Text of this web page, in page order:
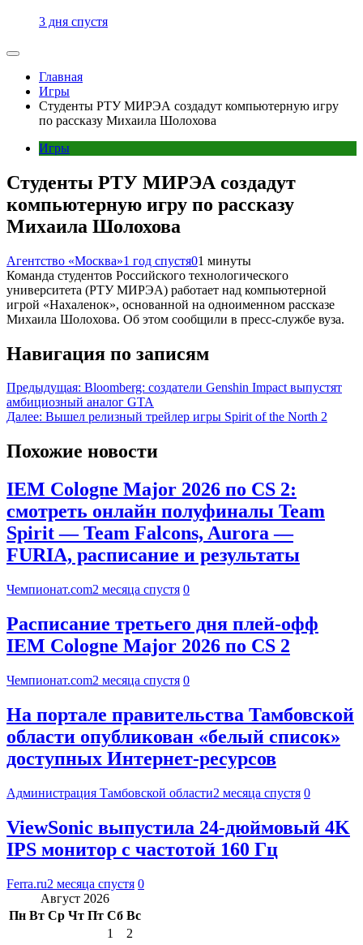
3 дня спустя
Главная
Игры
Студенты РТУ МИРЭА создадут компьютерную игру
по рассказу Михаила Шолохова
Игры
Студенты РТУ МИРЭА создадут
компьютерную игру по рассказу
Михаила Шолохова
Агентство «Москва»1 год спустя01 минуты
Команда студентов Российского технологического
университета (РТУ МИРЭА) работает над компьютерной
игрой «Нахаленок», основанной на одноименном рассказе
Михаила Шолохова. Об этом сообщили в пресс-службе вуза.
Навигация по записям
Предыдущая: Bloomberg: создатели Genshin Impact выпустят
амбициозный аналог GTA
Далее: Вышел релизный трейлер игры Spirit of the North 2
Похожие новости
IEM Cologne Major 2026 по CS 2:
смотреть онлайн полуфиналы Team
Spirit — Team Falcons, Aurora —
FURIA, расписание и результаты
Чемпионат.com2 месяца спустя 0
Расписание третьего дня плей-офф
IEM Cologne Major 2026 по CS 2
Чемпионат.com2 месяца спустя 0
На портале правительства Тамбовской
области опубликован «белый список»
доступных Интернет-ресурсов
Администрация Тамбовской области2 месяца спустя 0
ViewSonic выпустила 24-дюймовый 4K
IPS монитор с частотой 160 Гц
Ferra.ru2 месяца спустя 0
Август 2026
Пн Вт Ср Чт Пт Сб Вс
1
2